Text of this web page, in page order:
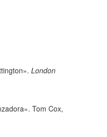
London
Tom Cox,